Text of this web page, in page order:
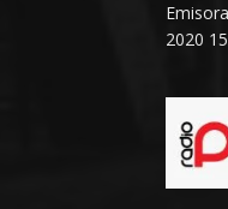
2020